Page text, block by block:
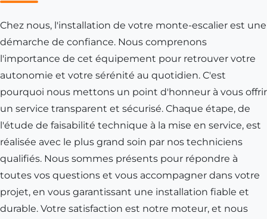
Chez nous, l'installation de votre monte-escalier est une
démarche de confiance. Nous comprenons
l'importance de cet équipement pour retrouver votre
autonomie et votre sérénité au quotidien. C'est
pourquoi nous mettons un point d'honneur à vous offrir
un service transparent et sécurisé. Chaque étape, de
l'étude de faisabilité technique à la mise en service, est
réalisée avec le plus grand soin par nos techniciens
qualifiés. Nous sommes présents pour répondre à
toutes vos questions et vous accompagner dans votre
projet, en vous garantissant une installation fiable et
durable. Votre satisfaction est notre moteur, et nous